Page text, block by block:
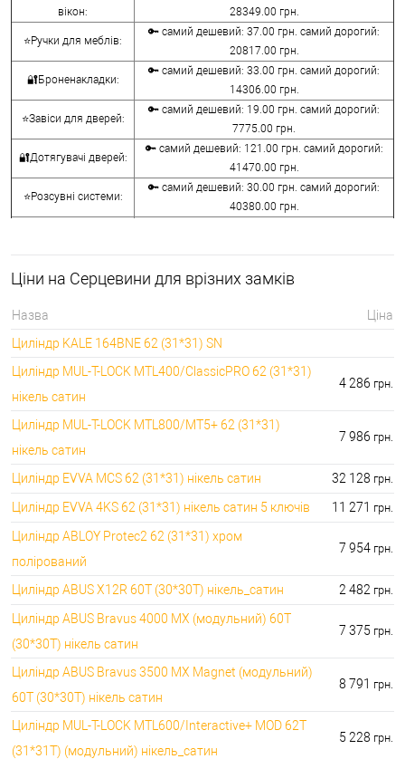
вікон:
28349.00 грн.
⭐Ручки для меблів:
🔑 самий дешевий: 37.00 грн. самий дорогий:
20817.00 грн.
🔐Броненакладки:
🔑 самий дешевий: 33.00 грн. самий дорогий:
14306.00 грн.
⭐Завіси для дверей:
🔑 самий дешевий: 19.00 грн. самий дорогий:
7775.00 грн.
🔐Дотягувачі дверей:
🔑 самий дешевий: 121.00 грн. самий дорогий:
41470.00 грн.
⭐Розсувні системи:
🔑 самий дешевий: 30.00 грн. самий дорогий:
40380.00 грн.
⭐Сейфи:
396000.00 грн.
🔐Домофони:
⭐Сигналізація AJAX:
🔑 самий дешевий: грн. самий дорогий: грн.
Ціни на Серцевини для врізних замків
Назва
Ціна
Циліндр KALE 164BNE 62 (31*31) SN
Циліндр MUL-T-LOCK MTL400/ClassicPRO 62 (31*31)
нікель сатин
4 286 грн.
Циліндр MUL-T-LOCK MTL800/MT5+ 62 (31*31)
нікель сатин
7 986 грн.
Циліндр EVVA MCS 62 (31*31) нікель сатин 32 128 грн.
Циліндр EVVA 4KS 62 (31*31) нікель сатин 5 ключів 11 271 грн.
Циліндр ABLOY Protec2 62 (31*31) хром
полірований
7 954 грн.
Циліндр ABUS X12R 60T (30*30T) нікель_сатин 2 482 грн.
Циліндр ABUS Bravus 4000 MX (модульний) 60T
(30*30T) нікель сатин
7 375 грн.
Циліндр ABUS Bravus 3500 MX Magnet (модульний)
60T (30*30T) нікель сатин
8 791 грн.
Циліндр MUL-T-LOCK MTL600/Interactive+ MOD 62T
(31*31T) (модульний) нікель_сатин
5 228 грн.